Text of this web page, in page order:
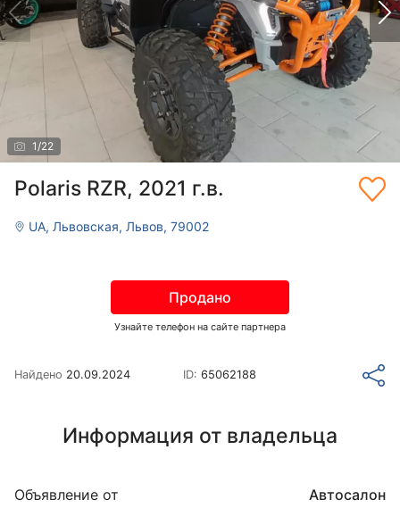
1 /22
Polaris RZR, 2021 г.в.
UA, Львовская, Львов, 79002
Продано
Узнайте телефон на сайте партнера
Найдено 20.09.2024 ID: 65062188
Информация от владельца
Объявление от
Автосалон